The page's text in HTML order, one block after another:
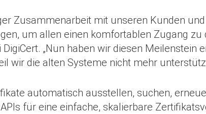
Zusammenarbeit mit unseren Kunden
um allen einen komfortablen Zugang
„Nun haben wir diesen
wir die alten Systeme nicht mehr
automatisch ausstellen, suchen,
für eine einfache, skalierbare